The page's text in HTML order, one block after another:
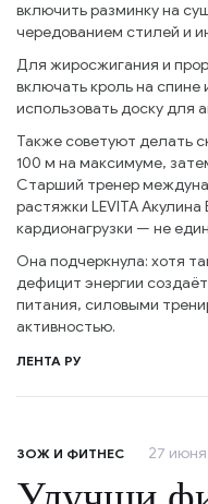
включить разминку на
чередованием стилей и
Для жиросжигания и
включать кроль на
использовать доску для
Также советуют делать
100 м на максимуме,
Старший тренер
растяжки LEVITA
кардионагрузки — не
Она подчеркнула: хотя
дефицит энергии
питания, силовыми
активностью.
ЛЕНТА РУ
ЗОЖ И ФИТНЕС 27